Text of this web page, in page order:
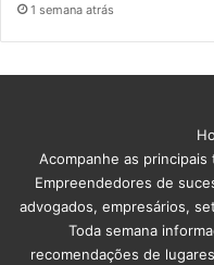
1 semana atrás
Acompanhe as
Empreendedores de
advogados, empresários,
Toda semana
recomendações de